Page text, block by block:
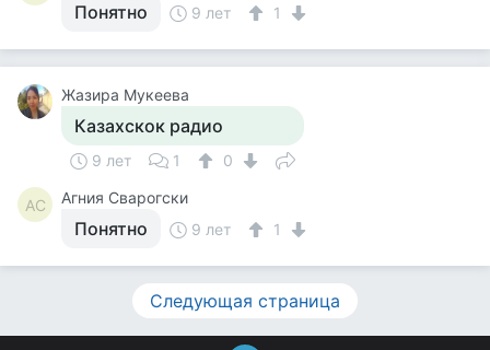
Понятно 9 лет 1
Жазира Мукеева
Казахскок радио
9 лет 1 0
АС Агния Сварогски
Понятно 9 лет 1
Следующая страница